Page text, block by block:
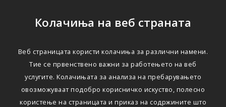
Колачиња на веб страната
Веб страницата користи колачиња за различни намени.
Тие се првенствено важни за работењето на веб
услугите. Колачињата за анализа на пребарувањето
овозможуваат подобро корисничко искуство, полесно
користење на страницата и приказ на содржините што
Едноставно преку
интернет